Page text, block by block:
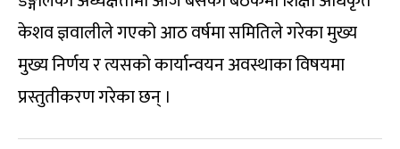
केशव ज्ञवालीले गएको आठ वर्षमा समितिले गरेका मुख्य
मुख्य निर्णय र त्यसको कार्यान्वयन अवस्थाका विषयमा
प्रस्तुतीकरण गरेका छन् ।